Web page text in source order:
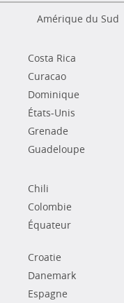
Amérique du Sud
Costa Rica
Curacao
Dominique
États-Unis
Grenade
Guadeloupe
Chili
Colombie
Équateur
Croatie
Danemark
Espagne